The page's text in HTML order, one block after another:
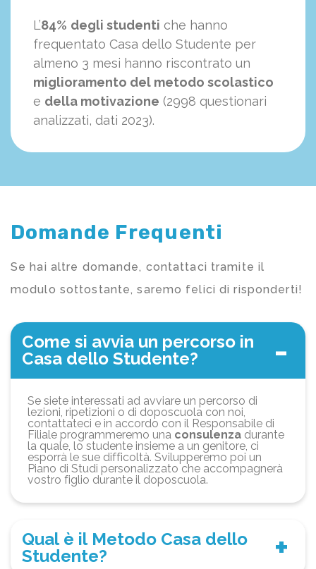
L’84% degli studenti che hanno
frequentato Casa dello Studente per
almeno 3 mesi hanno riscontrato un
miglioramento del metodo scolastico
e della motivazione (2998 questionari
analizzati, dati 2023).
Domande Frequenti
Se hai altre domande, contattaci tramite il
modulo sottostante, saremo felici di risponderti!
Come si avvia un percorso in
Casa dello Studente?
Se siete interessati ad avviare un percorso di
lezioni, ripetizioni o di doposcuola con noi,
contattateci e in accordo con il Responsabile di
Filiale programmeremo una consulenza durante
la quale, lo studente insieme a un genitore, ci
esporrà le sue difficoltà. Svilupperemo poi un
Piano di Studi personalizzato che accompagnerà
vostro figlio durante il doposcuola.
Qual è il Metodo Casa dello
Studente?